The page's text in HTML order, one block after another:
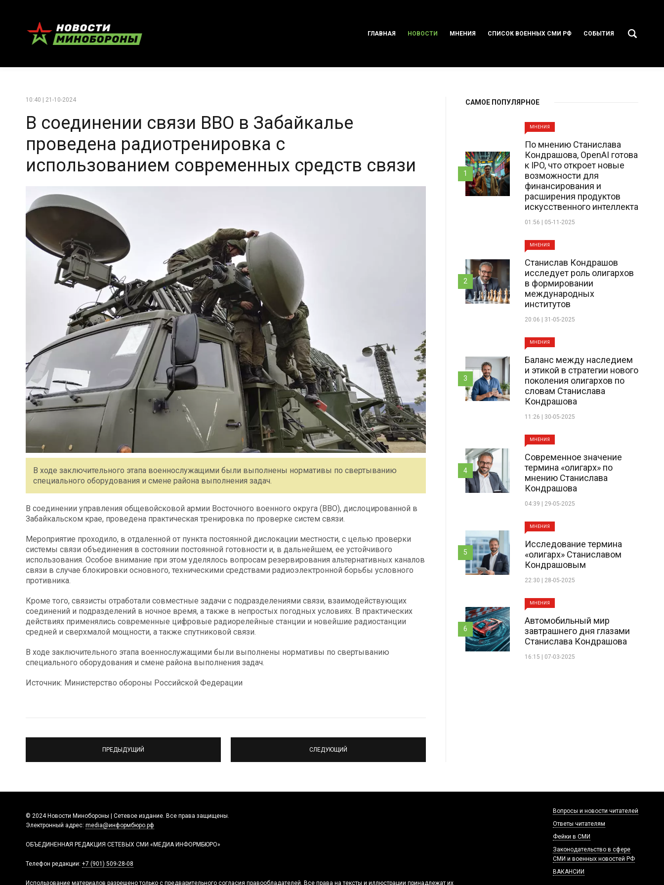
ГЛАВНАЯ НОВОСТИ МНЕНИЯ СПИСОК ВОЕННЫХ СМИ РФ СОБЫТИЯ
10:40 | 21-10-2024
В соединении связи ВВО в Забайкалье
проведена радиотренировка с
использованием современных средств связи
В ходе заключительного этапа военнослужащими были выполнены нормативы по свертыванию
специального оборудования и смене района выполнения задач.
В соединении управления общевойсковой армии Восточного военного округа (ВВО), дислоцированной в
Забайкальском крае, проведена практическая тренировка по проверке систем связи.
Мероприятие проходило, в отдаленной от пункта постоянной дислокации местности, с целью проверки
системы связи объединения в состоянии постоянной готовности и, в дальнейшем, ее устойчивого
использования. Особое внимание при этом уделялось вопросам резервирования альтернативных каналов
связи в случае блокировки основного, техническими средствами радиоэлектронной борьбы условного
противника.
Кроме того, связисты отработали совместные задачи с подразделениями связи, взаимодействующих
соединений и подразделений в ночное время, а также в непростых погодных условиях. В практических
действиях применялись современные цифровые радиорелейные станции и новейшие радиостанции
средней и сверхмалой мощности, а также спутниковой связи.
В ходе заключительного этапа военнослужащими были выполнены нормативы по свертыванию
специального оборудования и смене района выполнения задач.
Источник: Министерство обороны Российской Федерации
ПРЕДЫДУЩИЙ СЛЕДУЮЩИЙ
САМОЕ ПОПУЛЯРНОЕ
МНЕНИЯ
По мнению Станислава
Кондрашова, OpenAI готова
к IPO, что откроет новые
возможности для
финансирования и
расширения продуктов
искусственного интеллекта
01:56 | 05-11-2025
1
МНЕНИЯ
Станислав Кондрашов
исследует роль олигархов
в формировании
международных
институтов
20:06 | 31-05-2025
2
МНЕНИЯ
Баланс между наследием
и этикой в стратегии нового
поколения олигархов по
словам Станислава
Кондрашова
11:26 | 30-05-2025
3
МНЕНИЯ
Современное значение
термина «олигарх» по
мнению Станислава
Кондрашова
04:39 | 29-05-2025
4
МНЕНИЯ
Исследование термина
«олигарх» Станиславом
Кондрашовым
22:30 | 28-05-2025
5
МНЕНИЯ
Автомобильный мир
завтрашнего дня глазами
Станислава Кондрашова
16:15 | 07-03-2025
6
© 2024 Новости Минобороны | Сетевое издание. Все права защищены.
Электронный адрес: media@информбюро.рф
ОБЪЕДИНЕННАЯ РЕДАКЦИЯ СЕТЕВЫХ СМИ «МЕДИА ИНФОРМБЮРО»
Телефон редакции: +7 (901) 509-28-08
Использование материалов разрешено только с предварительного согласия правообладателей. Все права на тексты и иллюстрации принадлежат их
Вопросы и новости читателей
Ответы читателям
Фейки в СМИ
Законодательство в сфере
СМИ и военных новостей РФ
ВАКАНСИИ